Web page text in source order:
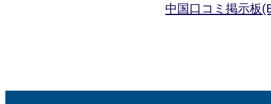
中国口コミ掲示板